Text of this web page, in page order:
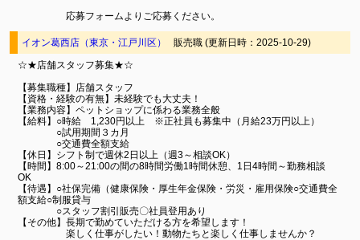
応募フォームよりご応募ください。
イオン葛西店（東京・江戸川区）
販売職 (更新日時：2025-10-29)
☆★店舗スタッフ募集★☆
【募集職種】店舗スタッフ
【資格・経験の有無】未経験でも大丈夫！
【業務内容】ペットショップに係わる業務全般
【給料】○時給 1,230円以上 ※正社員も募集中（月給23万円以上）
○試用期間３カ月
○交通費全額支給
【休日】シフト制で週休2日以上（週3～相談OK）
【時間】8:00～21:00の間の8時間労働1時間休憩、1日4時間～勤務相談
OK
【待遇】○社保完備（健康保険・厚生年金保険・労災・雇用保険○交通費全
額支給○制服貸与
○スタッフ割引販売〇社員登用あり
【その他】長期で勤めていただける方を希望します！
楽しく仕事がしたい！動物たちと楽しく仕事しませんか？